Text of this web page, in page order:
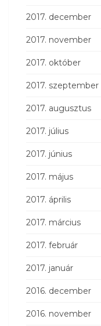
2017. december
2017. november
2017. október
2017. szeptember
2017. augusztus
2017. július
2017. június
2017. május
2017. április
2017. március
2017. február
2017. január
2016. december
2016. november